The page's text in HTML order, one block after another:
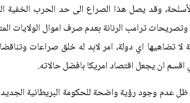
وقد يصل هذا الصراع الى حد الحرب الخفية
وتصريحات ترامب الرنانة بعدم صرف اموال الولايات
لا تضاهيها اي دولة، امر لابد له خلق صراعات
اقسم ان يجعل اقتصاد امريكا بافضل حالاته.
عدم وجود رؤية واضحة للحكومة البريطانية